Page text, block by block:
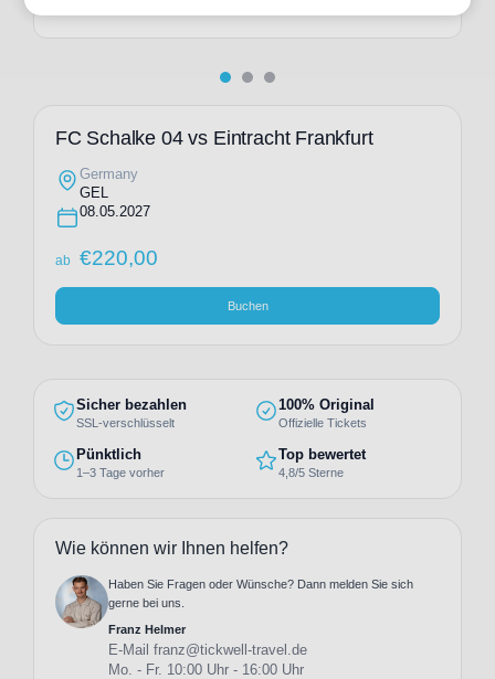
FC Schalke 04 vs Eintracht Frankfurt
Germany
GEL
08.05.2027
ab €220,00
Buchen
Sicher bezahlen
SSL-verschlüsselt
100% Original
Offizielle Tickets
Pünktlich
1–3 Tage vorher
Top bewertet
4,8/5 Sterne
Wie können wir Ihnen helfen?
Haben Sie Fragen oder Wünsche? Dann melden Sie sich
gerne bei uns.
Franz Helmer
E-Mail franz@tickwell-travel.de
Mo. - Fr. 10:00 Uhr - 16:00 Uhr